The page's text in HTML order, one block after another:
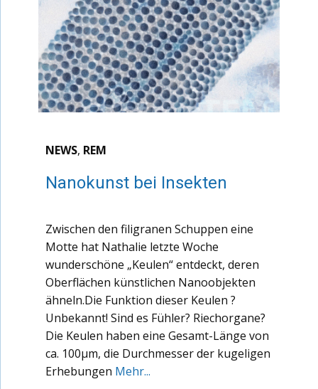
NEWS, REM
Nanokunst bei Insekten
Zwischen den filigranen Schuppen eine
Motte hat Nathalie letzte Woche
wunderschöne „Keulen“ entdeckt, deren
Oberflächen künstlichen Nanoobjekten
ähneln.Die Funktion dieser Keulen ?
Unbekannt! Sind es Fühler? Riechorgane?
Die Keulen haben eine Gesamt-Länge von
ca. 100µm, die Durchmesser der kugeligen
Erhebungen Mehr...